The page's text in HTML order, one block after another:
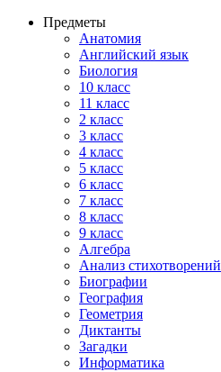
Предметы
Анатомия
Английский язык
Биология
10 класс
11 класс
2 класс
3 класс
4 класс
5 класс
6 класс
7 класс
8 класс
9 класс
Алгебра
Анализ стихотворений
Биографии
География
Геометрия
Диктанты
Загадки
Информатика